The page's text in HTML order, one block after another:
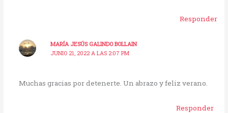
Responder
MARÍA JESÚS GALINDO BOLLAIN
JUNIO 21, 2022 A LAS 2:07 PM
Muchas gracias por detenerte. Un abrazo y feliz verano.
Responder